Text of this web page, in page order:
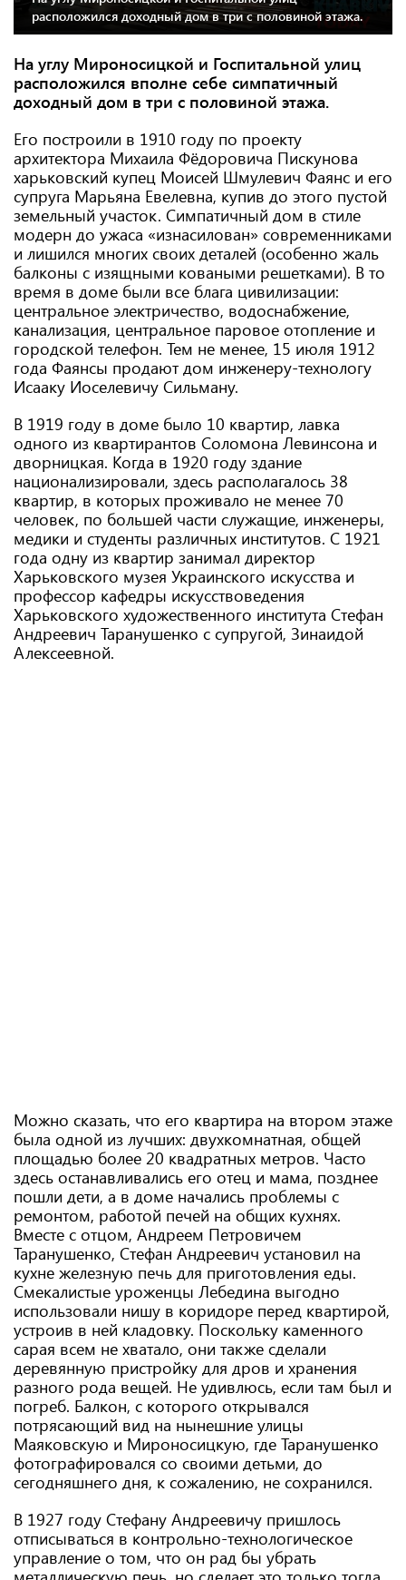
расположился доходный дом в три с половиной этажа.
На углу Мироносицкой и Госпитальной улиц
расположился вполне себе симпатичный
доходный дом в три с половиной этажа.
Его построили в 1910 году по проекту
архитектора Михаила Фёдоровича Пискунова
харьковский купец Моисей Шмулевич Фаянс и его
супруга Марьяна Евелевна, купив до этого пустой
земельный участок. Симпатичный дом в стиле
модерн до ужаса «изнасилован» современниками
и лишился многих своих деталей (особенно жаль
балконы с изящными коваными решетками). В то
время в доме были все блага цивилизации:
центральное электричество, водоснабжение,
канализация, центральное паровое отопление и
городской телефон. Тем не менее, 15 июля 1912
года Фаянсы продают дом инженеру-технологу
Исааку Иоселевичу Сильману.
В 1919 году в доме было 10 квартир, лавка
одного из квартирантов Соломона Левинсона и
дворницкая. Когда в 1920 году здание
национализировали, здесь располагалось 38
квартир, в которых проживало не менее 70
человек, по большей части служащие, инженеры,
медики и студенты различных институтов. С 1921
года одну из квартир занимал директор
Харьковского музея Украинского искусства и
профессор кафедры искусствоведения
Харьковского художественного института Стефан
Андреевич Таранушенко с супругой, Зинаидой
Алексеевной.
Можно сказать, что его квартира на втором этаже
была одной из лучших: двухкомнатная, общей
площадью более 20 квадратных метров. Часто
здесь останавливались его отец и мама, позднее
пошли дети, а в доме начались проблемы с
ремонтом, работой печей на общих кухнях.
Вместе с отцом, Андреем Петровичем
Таранушенко, Стефан Андреевич установил на
кухне железную печь для приготовления еды.
Смекалистые уроженцы Лебедина выгодно
использовали нишу в коридоре перед квартирой,
устроив в ней кладовку. Поскольку каменного
сарая всем не хватало, они также сделали
деревянную пристройку для дров и хранения
разного рода вещей. Не удивлюсь, если там был и
погреб. Балкон, с которого открывался
потрясающий вид на нынешние улицы
Маяковскую и Мироносицкую, где Таранушенко
фотографировался со своими детьми, до
сегодняшнего дня, к сожалению, не сохранился.
В 1927 году Стефану Андреевичу пришлось
отписываться в контрольно-технологическое
управление о том, что он рад бы убрать